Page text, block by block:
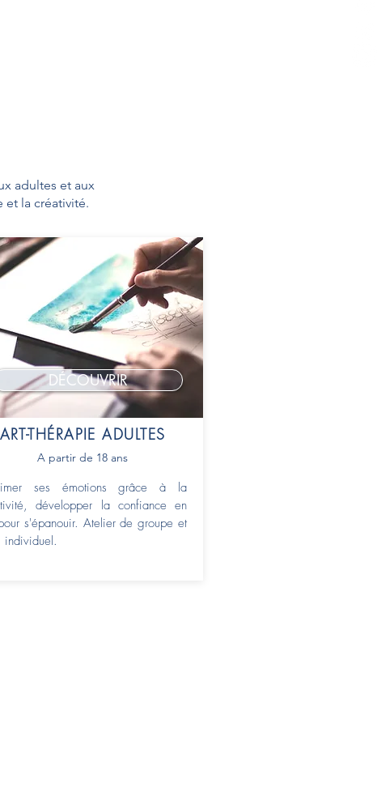
adultes et aux
et la créativité.
DÉCOUVRIR
ART-THÉRAPIE ADULTES
A partir de 18 ans
ses émotions grâce à la
développer la confiance en
s'épanouir. Atelier de groupe et
individuel.